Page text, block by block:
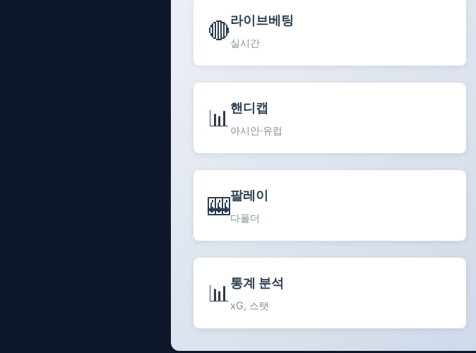
🔴라이브베팅
실시간
📊 핸디캡
아시안·유럽
🎰팔레이
다폴더
📊 통계 분석
xG, 스탯